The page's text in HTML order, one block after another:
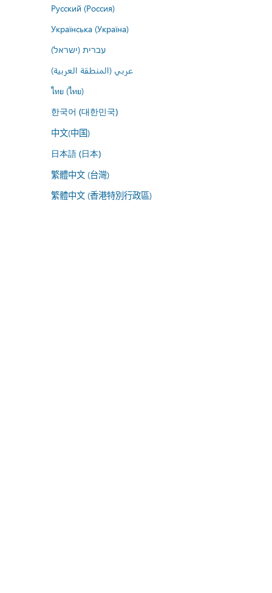
Русский (Россия)
Українська (Україна)
עברית (ישראל)
عربي (المنطقة العربية)
ไทย (ไทย)
한국어 (대한민국)
中文(中国)
日本語 (日本)
繁體中文 (台灣)
繁體中文 (香港特別行政區)